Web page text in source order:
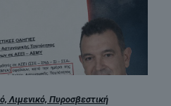
Λιμενικό, Πυροσβεστική